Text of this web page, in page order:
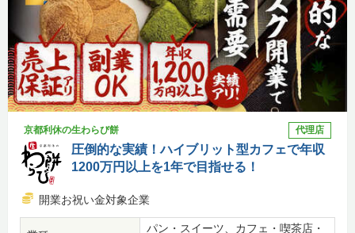
京都利休の生わらび餅 代理店
圧倒的な実績！ハイブリット型カフェで年収
1200万円以上を1年で目指せる！
開業お祝い金対象企業
パン・スイーツ、カフェ・喫茶店・